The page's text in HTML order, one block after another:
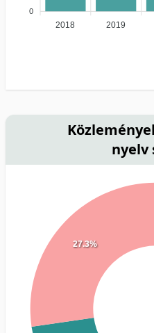
0
2018 2019
nyelv
27.3%